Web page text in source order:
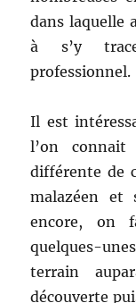
dans laquelle
à s’y
professionnel.
Il est
l’on
différente de
malazéen et
encore, on
quelques-
terrain
découverte